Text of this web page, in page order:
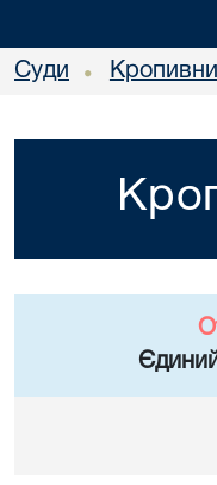
Суди •